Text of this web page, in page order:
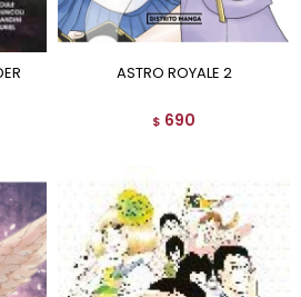
ASTRO ROYALE 2
$ 690